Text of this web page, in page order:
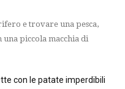
e trovare una pesca,
piccola macchia di
con le patate imperdibili